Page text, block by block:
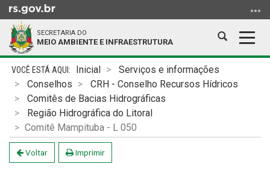
para
conteúdo
para
busca
SECRETARIA DO
MEIO AMBIENTE E INFRAESTRUTURA
Abrir
busca
Início
conteúdo
Inicial
Serviços e informações
Conselhos
CRH - Conselho Recursos Hídricos
Comitês de Bacias Hidrográficas
Região Hidrográfica do Litoral
Comitê Mampituba - L 050
Voltar Imprimir